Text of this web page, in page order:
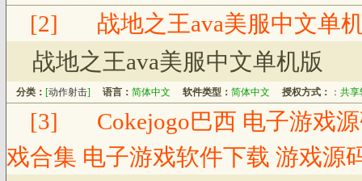
[2]
战地之王ava美服中文单
战地之王ava美服中文单机版
分类： [动作射击] 语言： 简体中文 软件类型： 简体中文 授权方式： ： 共享
[3]
Cokejogo巴西 电子游戏
戏合集 电子游戏软件下载 游戏源